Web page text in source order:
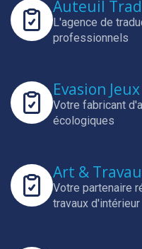
Auteuil
L'agence de
professionnels
Evasion Jeux
Votre fabricant
écologiques
Art &
Votre partenaire
travaux d'intérieur